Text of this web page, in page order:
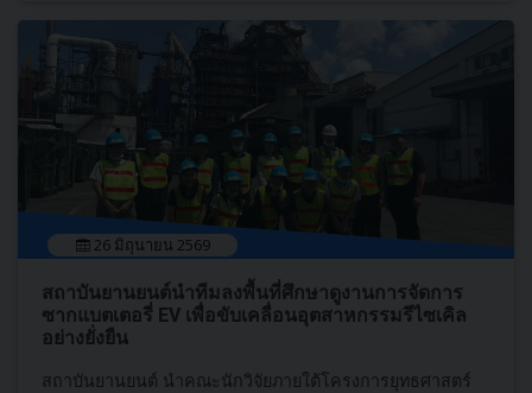
26 มิถุนายน 2569
สถาบันยานยนต์นำทีมลงพื้นที่ศึกษาดูงานการจัดการ
ซากแบตเตอรี่ EV เพื่อขับเคลื่อนอุตสาหกรรมรีไซเคิล
อย่างยั่งยืน
สถาบันยานยนต์ นำคณะนักวิจัยภายใต้โครงการยุทธศาสตร์